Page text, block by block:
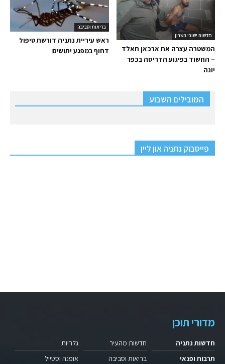
בריאות וסביבה
ראש עיריית נתניה דורשת טיפול
דחוף במפגע יתושים
חדשות ישובי השרון
המשטרה עצרה את ארכאן חאלד
– החשוד בפיגוע הדריסה בכפר
יונה
המובילים השבוע
פייסבוק נתניה און ליין
מדורי תוכן
חדשות נתניה
תרבות ופנאי
חדשות מהעיר
בריאות וסביבה
גלריות
אופנה וסטייל